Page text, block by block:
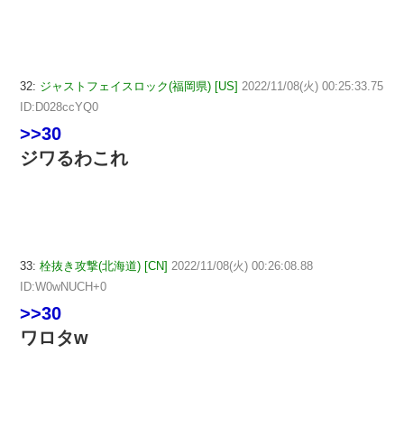
32: ジャストフェイスロック(福岡県) [US] 2022/11/08(火) 00:25:33.75
ID:D028ccYQ0
>>30
ジワるわこれ
33: 栓抜き攻撃(北海道) [CN] 2022/11/08(火) 00:26:08.88
ID:W0wNUCH+0
>>30
ワロタw